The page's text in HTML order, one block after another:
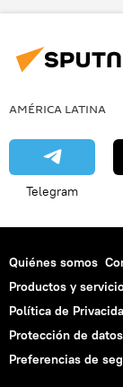
Asesinato de
AMÉRICA LATINA
Telegram
Quiénes somos
Productos y
Política de
Protección de
Preferencias de